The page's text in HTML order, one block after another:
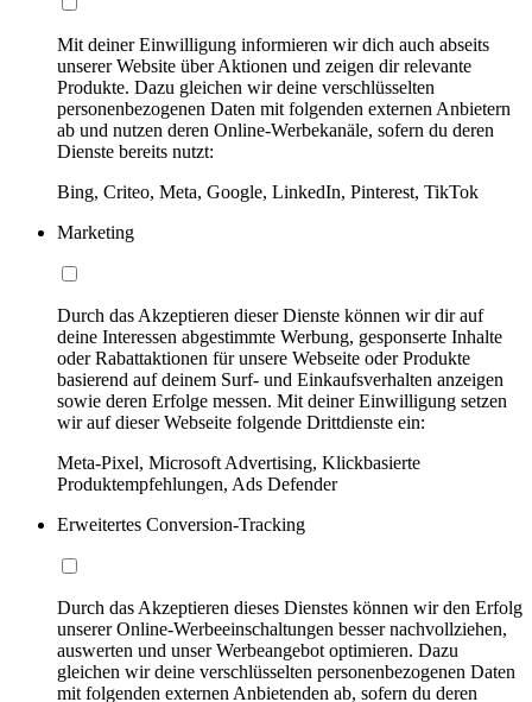
Mit deiner Einwilligung informieren wir dich auch abseits
unserer Website über Aktionen und zeigen dir relevante
Produkte. Dazu gleichen wir deine verschlüsselten
personenbezogenen Daten mit folgenden externen Anbietern
ab und nutzen deren Online-Werbekanäle, sofern du deren
Dienste bereits nutzt:
Bing, Criteo, Meta, Google, LinkedIn, Pinterest, TikTok
Marketing
Durch das Akzeptieren dieser Dienste können wir dir auf
deine Interessen abgestimmte Werbung, gesponserte Inhalte
oder Rabattaktionen für unsere Webseite oder Produkte
basierend auf deinem Surf- und Einkaufsverhalten anzeigen
sowie deren Erfolge messen. Mit deiner Einwilligung setzen
wir auf dieser Webseite folgende Drittdienste ein:
Meta-Pixel, Microsoft Advertising, Klickbasierte
Produktempfehlungen, Ads Defender
Erweitertes Conversion-Tracking
Durch das Akzeptieren dieses Dienstes können wir den Erfolg
unserer Online-Werbeeinschaltungen besser nachvollziehen,
auswerten und unser Werbeangebot optimieren. Dazu
gleichen wir deine verschlüsselten personenbezogenen Daten
mit folgenden externen Anbietenden ab, sofern du deren